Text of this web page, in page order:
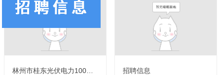
招聘信息